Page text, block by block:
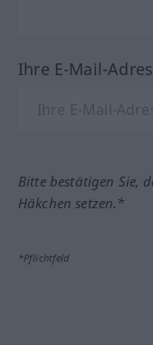
Ihre E-Mail-
Bitte bestätigen Sie,
Häkchen setzen.*
*Pflichtfeld